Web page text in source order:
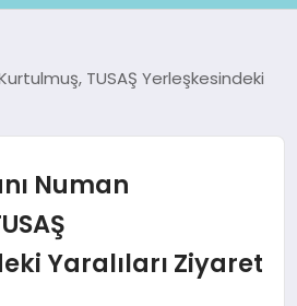
TUSAŞ Yerleşkesindeki
Numan
Yaralıları Ziyaret